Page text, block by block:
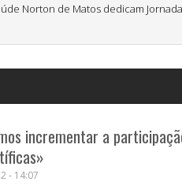
Norton de Matos dedicam
incrementar a
- 14:07